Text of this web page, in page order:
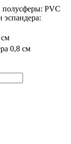
PVC
см
0,8 см